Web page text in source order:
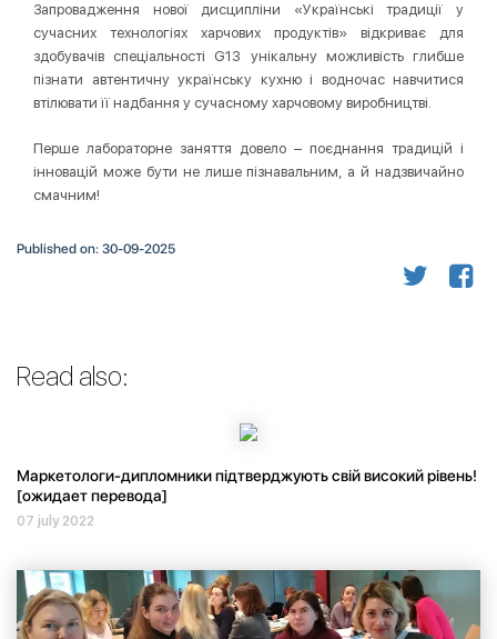
Запровадження нової дисципліни «Українські традиції у
сучасних технологіях харчових продуктів» відкриває для
здобувачів спеціальності G13 унікальну можливість глибше
пізнати автентичну українську кухню і водночас навчитися
втілювати її надбання у сучасному харчовому виробництві.
Перше лабораторне заняття довело – поєднання традицій і
інновацій може бути не лише пізнавальним, а й надзвичайно
смачним!
Published on: 30-09-2025
Read also:
Маркетологи-дипломники підтверджують свій високий рівень!
[ожидает перевода]
07 july 2022